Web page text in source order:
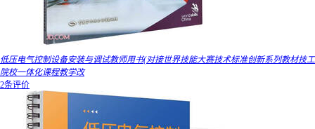
低压电气控制设备安装与调试教师用书(对接世界技能大赛技术标准创新系列教材技工
院校一体化课程教学改
2条评价